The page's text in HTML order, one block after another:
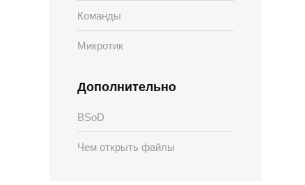
Команды
Микротик
Дополнительно
BSoD
Чем открыть файлы